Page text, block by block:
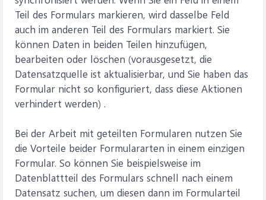
Teil des Formulars markieren, wird dasselbe Feld
auch im anderen Teil des Formulars markiert. Sie
können Daten in beiden Teilen hinzufügen,
bearbeiten oder löschen (vorausgesetzt, die
Datensatzquelle ist aktualisierbar, und Sie haben das
Formular nicht so konfiguriert, dass diese Aktionen
verhindert werden) .
Bei der Arbeit mit geteilten Formularen nutzen Sie
die Vorteile beider Formulararten in einem einzigen
Formular. So können Sie beispielsweise im
Datenblattteil des Formulars schnell nach einem
Datensatz suchen, um diesen dann im Formularteil